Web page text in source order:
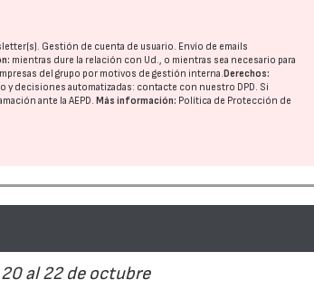
Gestión de cuenta de usuario. Envío de emails
mientras dure la relación con Ud., o mientras sea necesario para
del grupo por motivos de gestión interna.Derechos:
y decisiones automatizadas: contacte con nuestro DPD. Si
ante laAEPD.Más información: Política de Protección de
al 22 de octubre